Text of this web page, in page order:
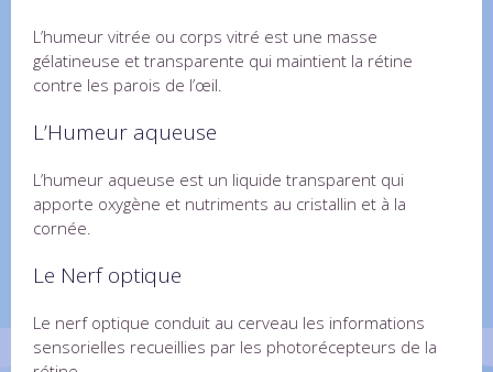
L’humeur vitrée ou corps vitré est une masse
gélatineuse et transparente qui maintient la rétine
contre les parois de l’œil.
L’Humeur aqueuse
L’humeur aqueuse est un liquide transparent qui
apporte oxygène et nutriments au cristallin et à la
cornée.
Le Nerf optique
Le nerf optique conduit au cerveau les informations
sensorielles recueillies par les photorécepteurs de la